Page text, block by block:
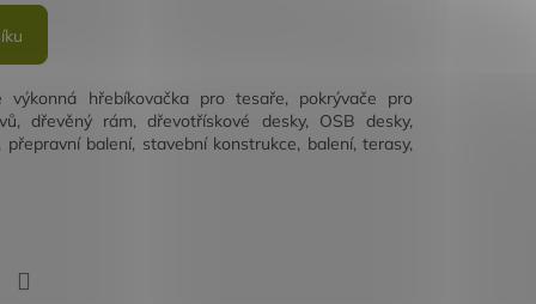
výkonná hřebíkovačka pro tesaře, pokrývače pro
dřevěný rám, dřevotřískové desky, OSB desky,
přepravní balení, stavební konstrukce, balení, terasy,